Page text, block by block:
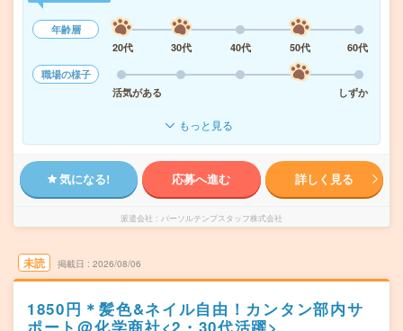
年齢層
20代
30代 40代 50代
60代
職場の様子
活気がある
しずか
もっと見る
気になる! 応募へ進む 詳しく見る
派遣会社 パーソルテンプスタッフ株式会社
未読 掲載日 2026/08/06
1850円＊髪色&ネイル自由！カンタン部内サ
ポート@化学商社<2・30代活躍>